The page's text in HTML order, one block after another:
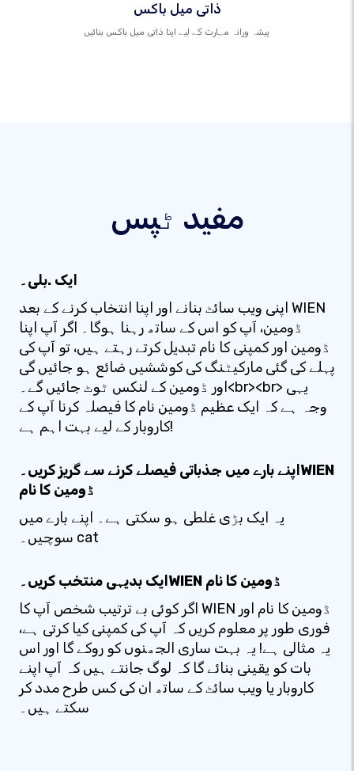
ذاتی میل باکس
پیشہ ورانہ مہارت کے لیے اپنا ذاتی میل باکس بنائیں
مفید ٹپس
ایک .بلی۔
اپنی ویب سائٹ بنانے اور اپنا انتخاب کرنے کے بعد WIEN
ڈومین، آپ کو اس کے ساتھ رہنا ہوگا۔ اگر آپ اپنا
ڈومین اور کمپنی کا نام تبدیل کرتے رہتے ہیں، تو آپ کی
پہلے کی گئی مارکیٹنگ کی کوششیں ضائع ہو جائیں گی
اور ڈومین کے لنکس ٹوٹ جائیں گے۔<br><br> یہی
وجہ ہے کہ ایک عظیم ڈومین نام کا فیصلہ کرنا آپ کے
کاروبار کے لیے بہت اہم ہے!
اپنے بارے میں جذباتی فیصلے کرنے سے گریز کریں۔WIEN
ڈومین کا نام
یہ ایک بڑی غلطی ہو سکتی ہے۔ اپنے بارے میں
سوچیں۔ cat
ایک بدیہی منتخب کریں۔WIEN ڈومین کا نام
اگر کوئی بے ترتیب شخص آپ کا WIEN ڈومین کا نام اور
فوری طور پر معلوم کریں کہ آپ کی کمپنی کیا کرتی ہے،
یہ مثالی ہے! یہ بہت ساری الجھنوں کو روکے گا اور اس
بات کو یقینی بنائے گا کہ لوگ جانتے ہیں کہ آپ اپنے
کاروبار یا ویب سائٹ کے ساتھ ان کی کس طرح مدد کر
سکتے ہیں۔